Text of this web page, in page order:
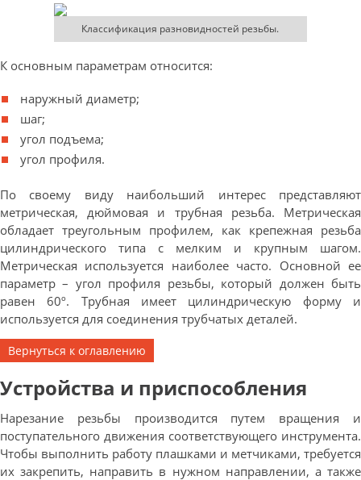
Классификация разновидностей резьбы.
К основным параметрам относится:
наружный диаметр;
шаг;
угол подъема;
угол профиля.
По своему виду наибольший интерес представляют
метрическая, дюймовая и трубная резьба. Метрическая
обладает треугольным профилем, как крепежная резьба
цилиндрического типа с мелким и крупным шагом.
Метрическая используется наиболее часто. Основной ее
параметр – угол профиля резьбы, который должен быть
равен 60º. Трубная имеет цилиндрическую форму и
используется для соединения трубчатых деталей.
Вернуться к оглавлению
Устройства и приспособления
Нарезание резьбы производится путем вращения и
поступательного движения соответствующего инструмента.
Чтобы выполнить работу плашками и метчиками, требуется
их закрепить, направить в нужном направлении, а также